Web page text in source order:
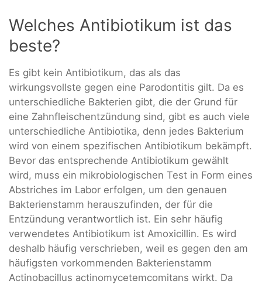
Welches Antibiotikum ist das
beste?
Es gibt kein Antibiotikum, das als das
wirkungsvollste gegen eine Parodontitis gilt. Da es
unterschiedliche Bakterien gibt, die der Grund für
eine Zahnfleischentzündung sind, gibt es auch viele
unterschiedliche Antibiotika, denn jedes Bakterium
wird von einem spezifischen Antibiotikum bekämpft.
Bevor das entsprechende Antibiotikum gewählt
wird, muss ein mikrobiologischen Test in Form eines
Abstriches im Labor erfolgen, um den genauen
Bakterienstamm herauszufinden, der für die
Entzündung verantwortlich ist. Ein sehr häufig
verwendetes Antibiotikum ist Amoxicillin. Es wird
deshalb häufig verschrieben, weil es gegen den am
häufigsten vorkommenden Bakterienstamm
Actinobacillus actinomycetemcomitans wirkt. Da